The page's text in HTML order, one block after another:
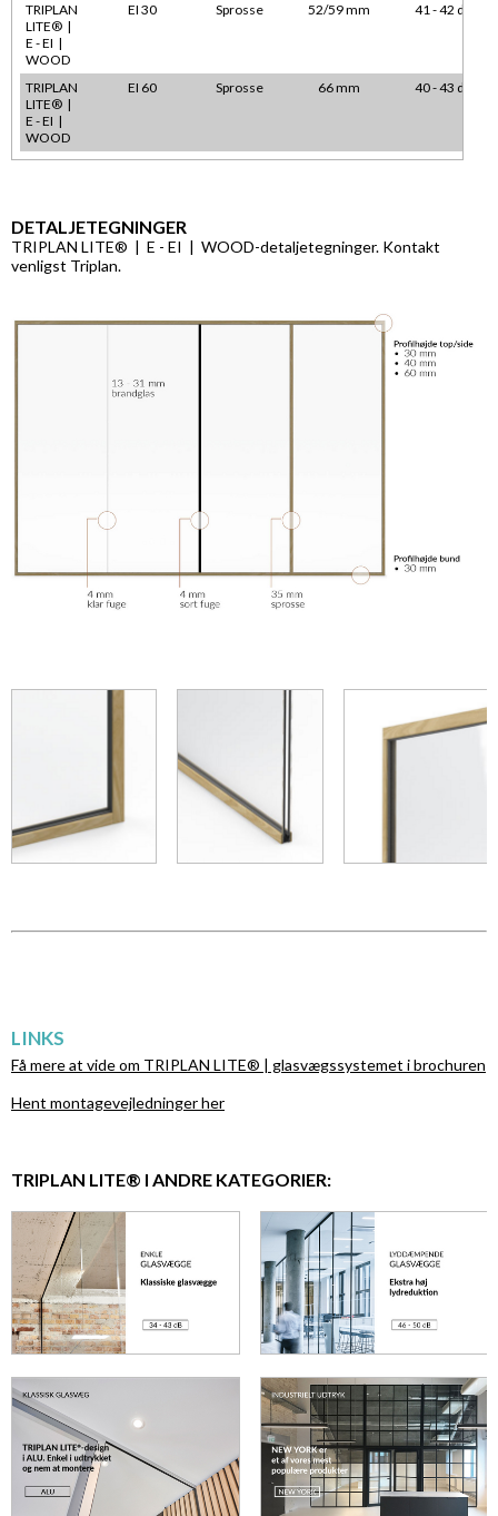
TRIPLAN
LITE® |
E - EI |
WOOD
EI 30 Sprosse 52/59 mm 41 - 42 dB
TRIPLAN
LITE® |
E - EI |
WOOD
EI 60 Sprosse 66 mm 40 - 43 dB
DETALJETEGNINGER
TRIPLAN LITE® | E - EI | WOOD-detaljetegninger. Kontakt
venligst Triplan.
LINKS
Få mere at vide om TRIPLAN LITE® | glasvægssystemet ibrochuren
Hent montagevejledninger her
TRIPLAN LITE® I ANDRE KATEGORIER: